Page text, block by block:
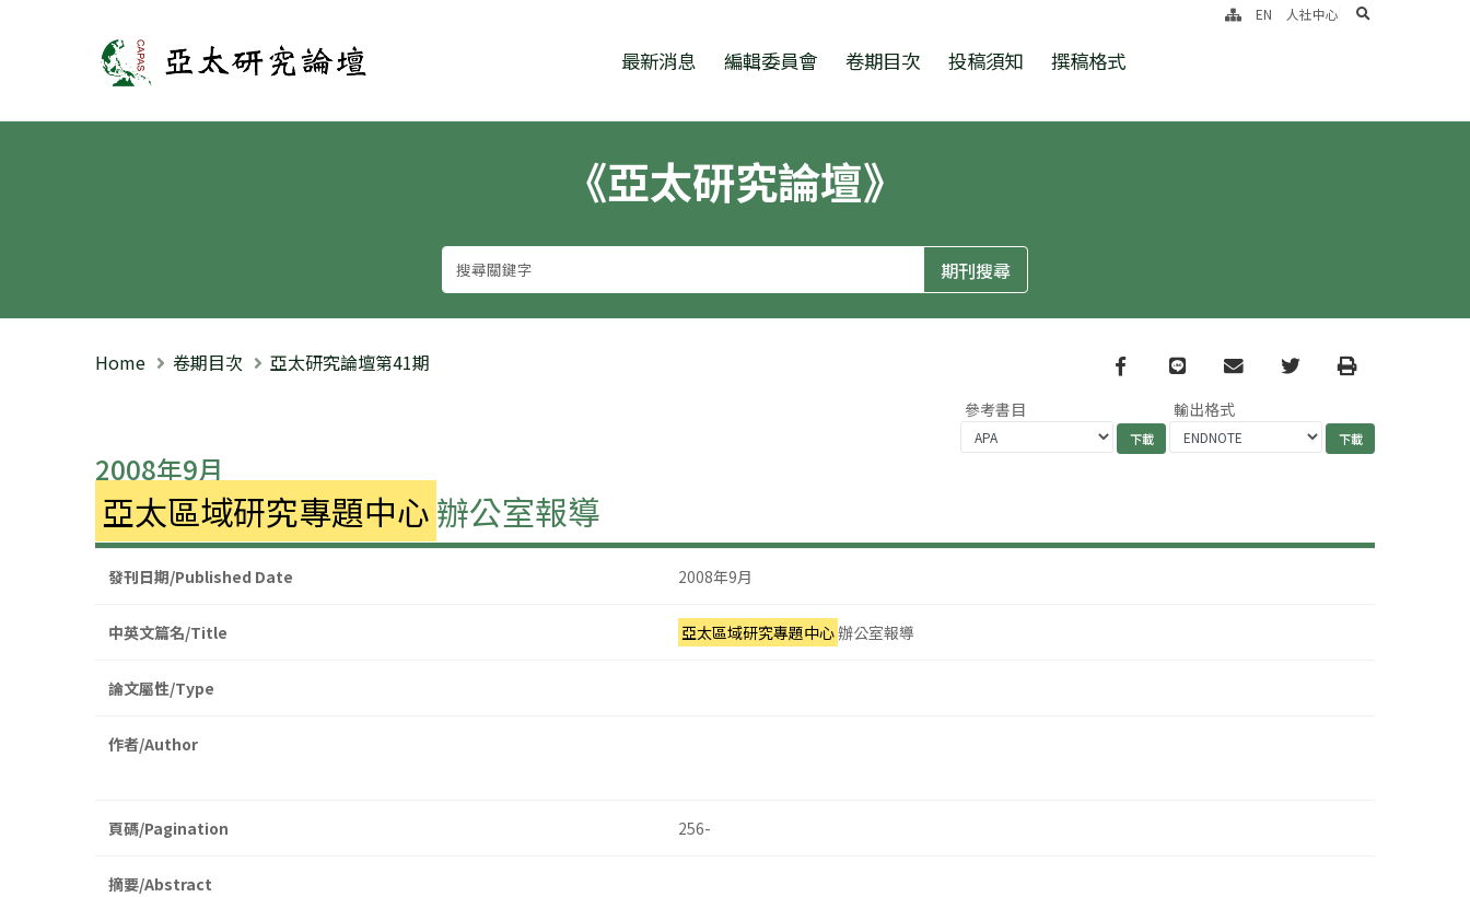
亞太研究論壇 最新消息 編輯委員會 卷期目次 投稿須知 撰稿格式
EN 人社中心 search
《亞太研究論壇》
Home 卷期目次 亞太研究論壇第41期 Facebook
line email TwitterPrint
參考書目 輸出格式
2008年9月
亞太區域研究專題中心辦公室報導
發刊日期/Published Date 2008年9月
中英文篇名/Title 亞太區域研究專題中心辦公室報導
論文屬性/Type
作者/Author
頁碼/Pagination 256-
摘要/Abstract